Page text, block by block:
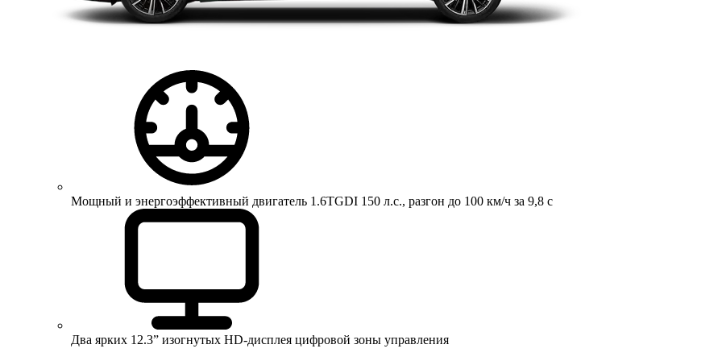
Мощный и энергоэффективный двигатель 1.6TGDI 150 л.с., разгон до 100 км/ч за 9,8 с
Два ярких 12.3” изогнутых HD-дисплея цифровой зоны управления